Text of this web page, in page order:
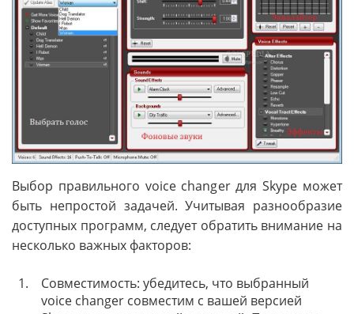
Выбор правильного voice changer для Skype может
быть непростой задачей. Учитывая разнообразие
доступных программ, следует обратить внимание на
несколько важных факторов:
1.
Совместимость: убедитесь, что выбранный
voice changer совместим с вашей версией